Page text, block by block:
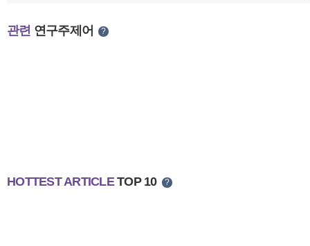
관련 연구주제어 ?
HOTTEST ARTICLETOP 10 ?